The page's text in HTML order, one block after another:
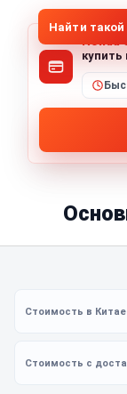
Найти
Honda
купить